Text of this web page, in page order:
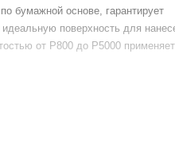
бумажной основе, гарантирует
поверхность для
от Р800 до Р5000